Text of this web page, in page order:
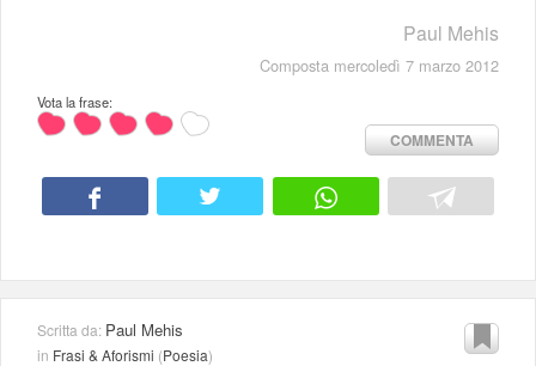
Paul Mehis
Composta mercoledì 7 marzo 2012
Vota la frase:
COMMENTA
Scritta da: Paul Mehis
in Frasi & Aforismi (Poesia)